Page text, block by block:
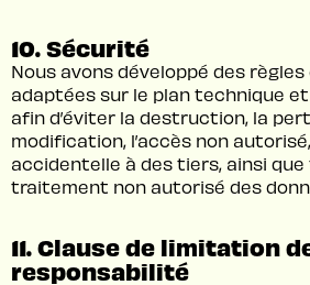
10. Sécurité
Nous avons développé des
adaptées sur le plan technique
afin d’éviter la destruction, la
modification, l’accès non
accidentelle à des tiers, ainsi
traitement non autorisé des
11. Clause de limitation
responsabilité